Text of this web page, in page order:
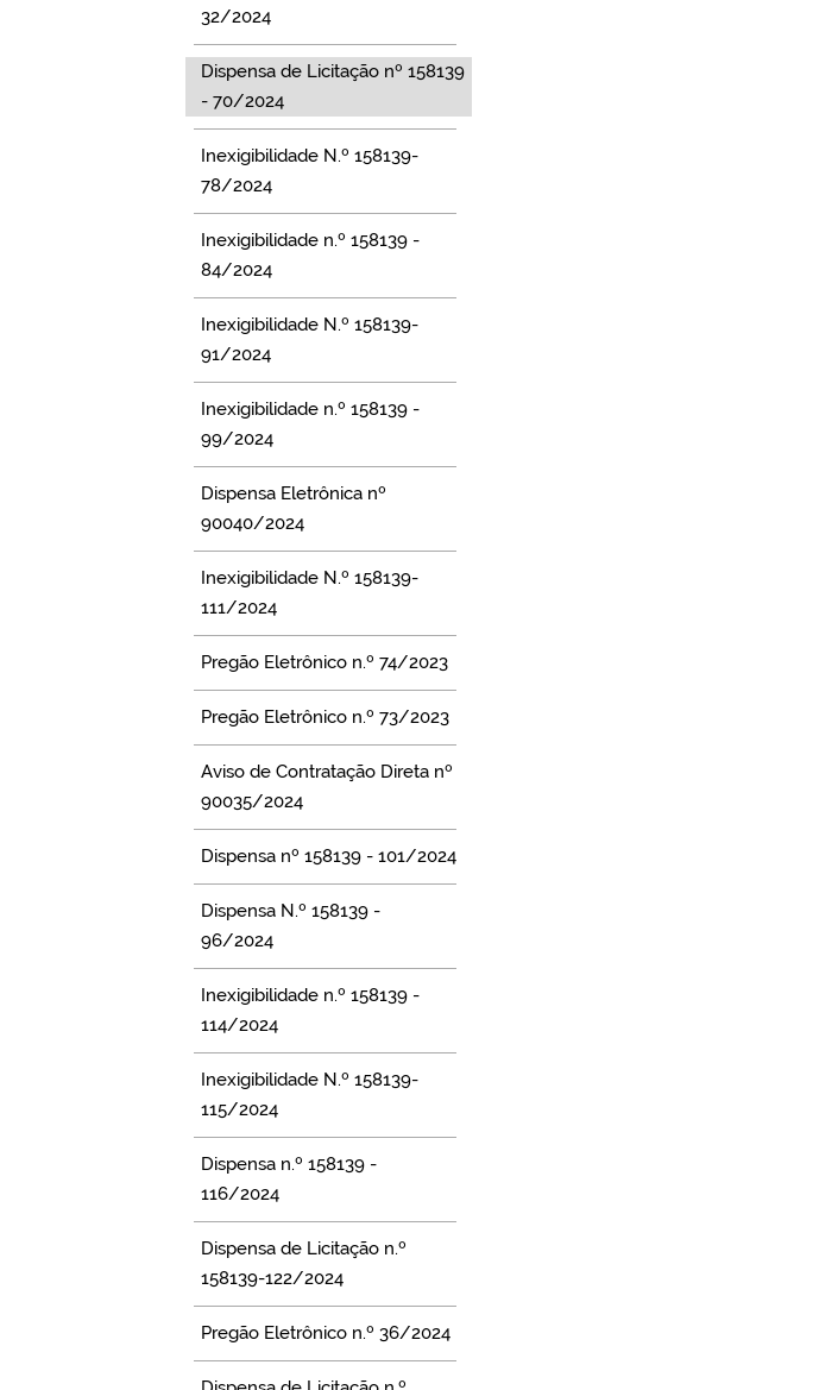
32/2024
Dispensa de Licitação nº 158139
- 70/2024
Inexigibilidade N.º 158139-
78/2024
Inexigibilidade n.º 158139 -
84/2024
Inexigibilidade N.º 158139-
91/2024
Inexigibilidade n.º 158139 -
99/2024
Dispensa Eletrônica nº
90040/2024
Inexigibilidade N.º 158139-
111/2024
Pregão Eletrônico n.º 74/2023
Pregão Eletrônico n.º 73/2023
Aviso de Contratação Direta nº
90035/2024
Dispensa nº 158139 - 101/2024
Dispensa N.º 158139 -
96/2024
Inexigibilidade n.º 158139 -
114/2024
Inexigibilidade N.º 158139-
115/2024
Dispensa n.º 158139 -
116/2024
Dispensa de Licitação n.º
158139-122/2024
Pregão Eletrônico n.º 36/2024